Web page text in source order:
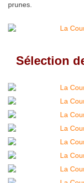
prunes.
Sélection